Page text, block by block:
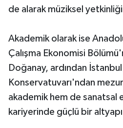
de alarak müziksel
Akademik olarak ise
Çalışma Ekonomisi
Doğanay, ardından
Konservatuvarı'ndan
akademik hem de sanatsal
kariyerinde güçlü bir altyapı